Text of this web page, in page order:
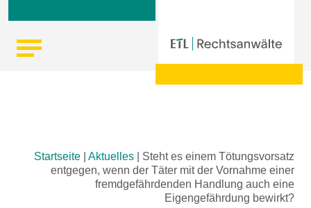
Startseite Aktuelles
Steht es einem Tötungsvorsatz
entgegen, wenn der Täter mit der Vornahme einer
fremdgefährdenden Handlung auch eine
Eigengefährdung bewirkt?